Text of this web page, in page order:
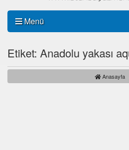
Menü
Etiket: Anadolu yakası
Anasayfa